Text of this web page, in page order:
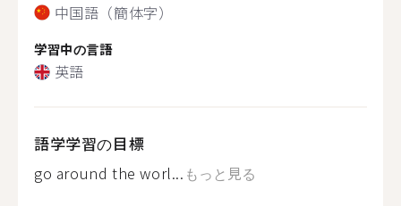
中国語（簡体字）
学習中の言語
英語
語学学習の目標
go around the worl... もっと見る